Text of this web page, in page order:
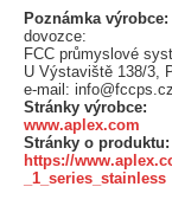
Poznámka výrobce:
dovozce:
FCC průmyslové
U Výstaviště 138/3,
e-mail: info@fccps.cz
Stránky výrobce:
www.aplex.com
Stránky o produktu:
https://
_1_series_stainless